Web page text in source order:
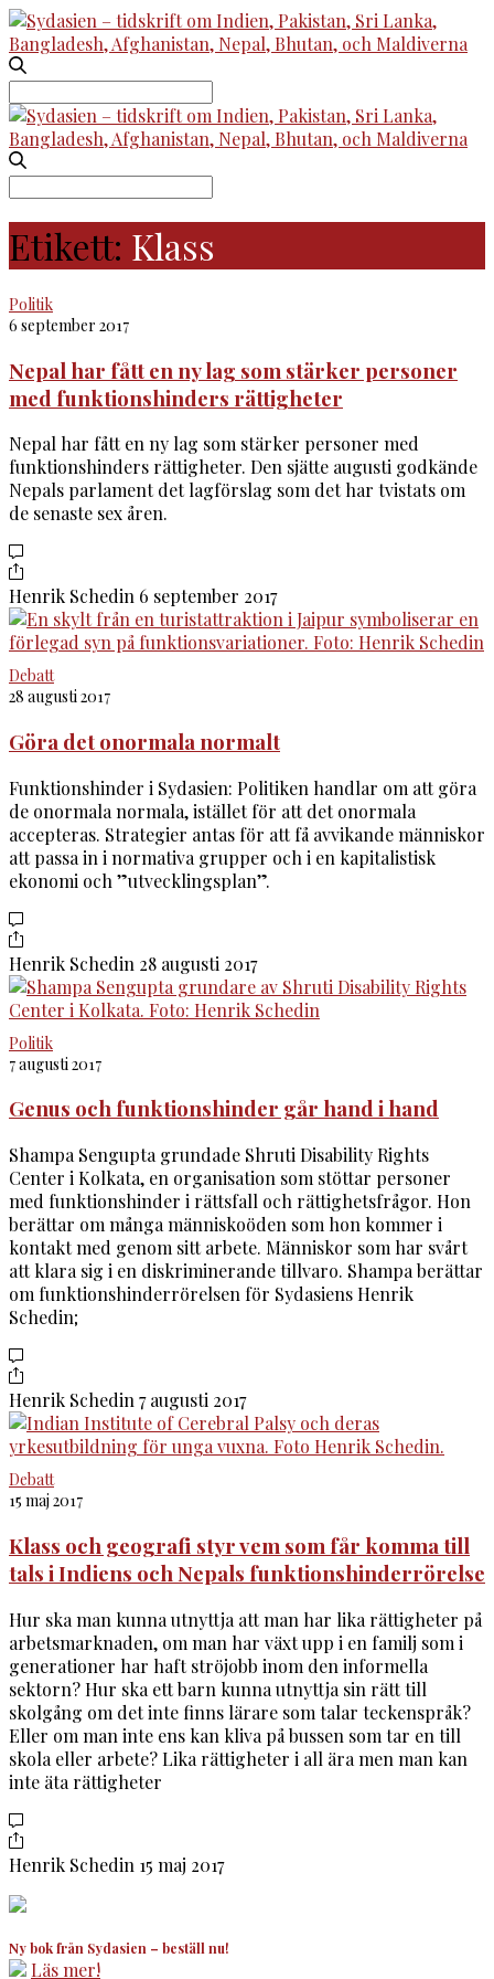
Search
for:
Search
Etikett: Klass
Politik
6 september 2017
Nepal har fått en ny lag som stärker personer
med funktionshinders rättigheter
Nepal har fått en ny lag som stärker personer med
funktionshinders rättigheter. Den sjätte augusti godkände
Nepals parlament det lagförslag som det har tvistats om
de senaste sex åren.
Henrik Schedin 6 september 2017
Debatt
28 augusti 2017
Göra det onormala normalt
Funktionshinder i Sydasien: Politiken handlar om att göra
de onormala normala, istället för att det onormala
accepteras. Strategier antas för att få avvikande människor
att passa in i normativa grupper och i en kapitalistisk
ekonomi och ”utvecklingsplan”.
Henrik Schedin 28 augusti 2017
Politik
7 augusti 2017
Genus och funktionshinder går hand i hand
Shampa Sengupta grundade Shruti Disability Rights
Center i Kolkata, en organisation som stöttar personer
med funktionshinder i rättsfall och rättighetsfrågor. Hon
berättar om många människoöden som hon kommer i
kontakt med genom sitt arbete. Människor som har svårt
att klara sig i en diskriminerande tillvaro. Shampa berättar
om funktionshinderrörelsen för Sydasiens Henrik
Schedin;
Henrik Schedin 7 augusti 2017
Debatt
15 maj 2017
Klass och geografi styr vem som får komma till
tals i Indiens och Nepals funktionshinderrörelse
Hur ska man kunna utnyttja att man har lika rättigheter på
arbetsmarknaden, om man har växt upp i en familj som i
generationer har haft ströjobb inom den informella
sektorn? Hur ska ett barn kunna utnyttja sin rätt till
skolgång om det inte finns lärare som talar teckenspråk?
Eller om man inte ens kan kliva på bussen som tar en till
skola eller arbete? Lika rättigheter i all ära men man kan
inte äta rättigheter
Henrik Schedin 15 maj 2017
Ny bok från Sydasien – beställ nu!
Läs mer!